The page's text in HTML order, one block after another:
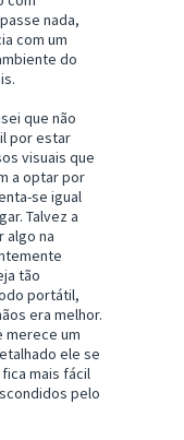
nada,
com um
do
que não
por estar
visuais que
a optar por
se igual
Talvez a
algo na
tão
portátil,
era melhor.
merece um
ele se
mais fácil
pelo